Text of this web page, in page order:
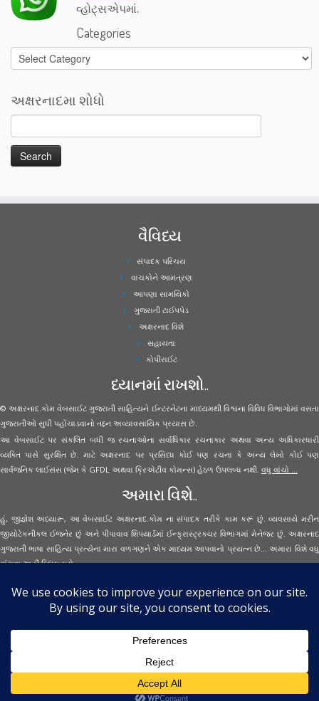
વ્હોટ્સએપમાં.
Categories
Categories
અક્ષરનાદમા શોધો
વૈવિધ્ય
સંપાદક પરિચય
વાચકોને આમંત્રણ
આપણા સામયિકો
ગુજરાતી ટાઈપપેડ
અક્ષરનાદ વિશે
સહાયતા
કોપીરાઈટ
ધ્યાનમાં રાખશો..
© અક્ષરનાદ.કોમ વેબસાઈટ ગુજરાતી સાહિત્યને ઈન્ટરનેટના માધ્યમથી વિશ્વના વિવિધ વિભાગોમાં વસતા
ગુજરાતીઓ સુધી પહોંચાડવાનો તદ્દન અવ્યાવસાયિક પ્રયાસ છે.
આ વેબસાઈટ પર સંકલિત બધી જ રચનાઓના સર્વાધિકાર રચનાકાર અથવા અન્ય અધિકારધારી
વ્યક્તિ પાસે સુરક્ષિત છે. માટે અક્ષરનાદ પર પ્રસિધ્ધ કોઈ પણ રચના કે અન્ય લેખો કોઈ પણ
સાર્વજનિક લાઈસંસ (જેમ કે GFDL અથવા ક્રિએટીવ કોમન્સ) હેઠળ ઉપલબ્ધ નથી. વધુ વાંચો ...
અમારા વિશે..
હું, જીજ્ઞેશ અધ્યારૂ, આ વેબસાઈટ અક્ષરનાદ.કોમ ના સંપાદક તરીકે કામ કરૂં છું. વ્યવસાયે મરીન
જીયોટેકનીકલ ઈજનેર છું અને પીપાવાવ શિપયાર્ડમાં ઈન્ફ્રાસ્ટ્રક્ચર વિભાગમાં મેનેજર છું. અક્ષરનાદ
ગુજરાતી ભાષા સાહિત્ય પ્રત્યેના મારા વળગણને એક માધ્યમ આપવાનો પ્રયત્ન છે... અમારા વિશે વધુ
વાંચવાઅહીં ક્લિક કરો...
Secured Site Assurance
Aksharnaad.com
By Jignesh Adhyaru ·
· All Rights Reserved ·